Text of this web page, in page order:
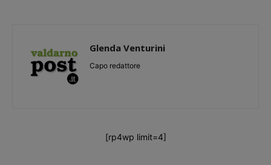
Glenda Venturini
Capo redattore
[rp4wp limit=4]